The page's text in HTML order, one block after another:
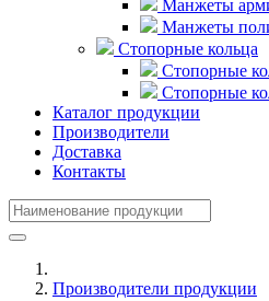
Манжеты
Манжеты
Стопорные кольца
Стопорные
Стопорные
Каталог продукции
Производители
Доставка
Контакты
Производители продукции